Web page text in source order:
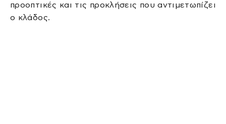
προοπτικές και τις προκλήσεις που αντιμετωπίζει
ο κλάδος.